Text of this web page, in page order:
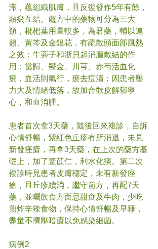
滞，蕴組織肌膚，且反復發作5年有餘，
熱瘀互結。處方中的藥物可分為三大
類，枇杷葉用量較多，為君藥，輔以連
翹、黃芩及金銀花，有疏散頭面部風熱
之效；牛蒡子和浙貝起消腫散結的作
用；當歸、鬱金、川芎、赤芍活血化
瘀，血活則氣行，瘀去痘清；因患者壓
力大及情緒低落，故加合歡皮解郁寧
心，和血消腫。
患者首次拿3天藥，隨後回來複診，自訴
心情舒暢，紫紅色丘疹有所消退，未見
新發痤瘡，再拿3天藥，在上次的藥方基
礎上，加了薏苡仁，利水化痰。第二次
複診時見患者皮膚穩定，未有新發痤
瘡，且丘疹續消，繼守前方，再配7天
藥，並囑飲食方面忌甜食及牛肉，少吃
煎炸辛辣食物，保持心情舒暢及早睡，
盡量不擠壓暗瘡以免感染細菌。
病例2